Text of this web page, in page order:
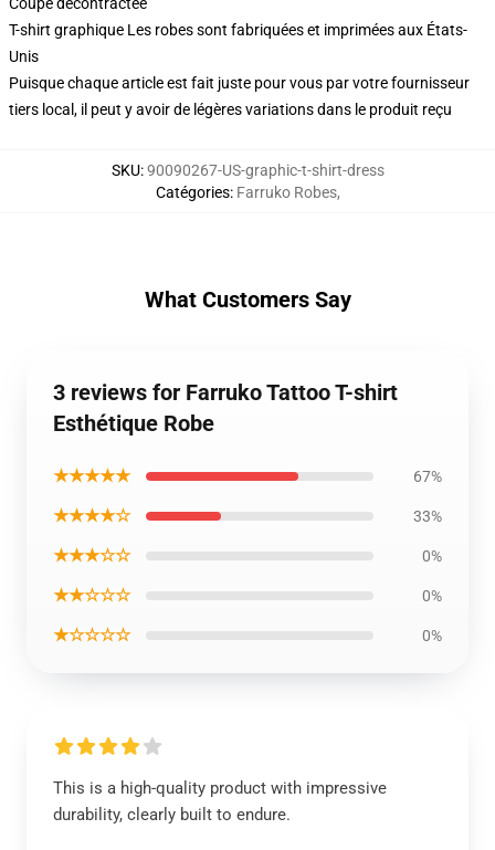
T-shirt graphique Les robes sont fabriquées et imprimées aux États-
Unis
Puisque chaque article est fait juste pour vous par votre fournisseur
tiers local, il peut y avoir de légères variations dans le produit reçu
SKU:90090267-US-graphic-t-shirt-dress
Catégories: Farruko Robes,
What Customers Say
3 reviews for Farruko Tattoo T-shirt
Esthétique Robe
★★★★★ 67%
★★★★☆ 33%
★★★☆☆ 0%
★★☆☆☆ 0%
★☆☆☆☆ 0%
This is a high-quality product with impressive
durability, clearly built to endure.